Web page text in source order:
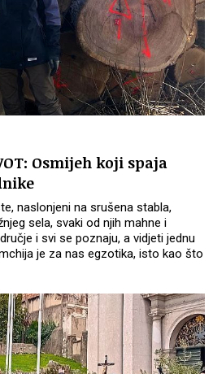
Osmijeh koji spaja
naslonjeni na srušena stabla,
sela, svaki od njih mahne i
i svi se poznaju, a vidjeti jednu
je za nas egzotika, isto kao što